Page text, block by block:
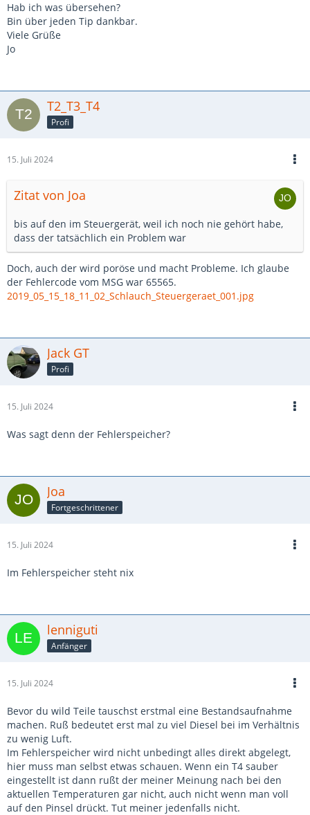
Hab ich was übersehen?
Bin über jeden Tip dankbar.
Viele Grüße
Jo
T2_T3_T4
Profi
15. Juli 2024
Zitat von Joa
bis auf den im Steuergerät, weil ich noch nie gehört habe,
dass der tatsächlich ein Problem war
Doch, auch der wird poröse und macht Probleme. Ich glaube
der Fehlercode vom MSG war 65565.
2019_05_15_18_11_02_Schlauch_Steuergeraet_001.jpg
Jack GT
Profi
15. Juli 2024
Was sagt denn der Fehlerspeicher?
Joa
Fortgeschrittener
15. Juli 2024
Im Fehlerspeicher steht nix
lenniguti
Anfänger
15. Juli 2024
Bevor du wild Teile tauschst erstmal eine Bestandsaufnahme
machen. Ruß bedeutet erst mal zu viel Diesel bei im Verhältnis
zu wenig Luft.
Im Fehlerspeicher wird nicht unbedingt alles direkt abgelegt,
hier muss man selbst etwas schauen. Wenn ein T4 sauber
eingestellt ist dann rußt der meiner Meinung nach bei den
aktuellen Temperaturen gar nicht, auch nicht wenn man voll
auf den Pinsel drückt. Tut meiner jedenfalls nicht.